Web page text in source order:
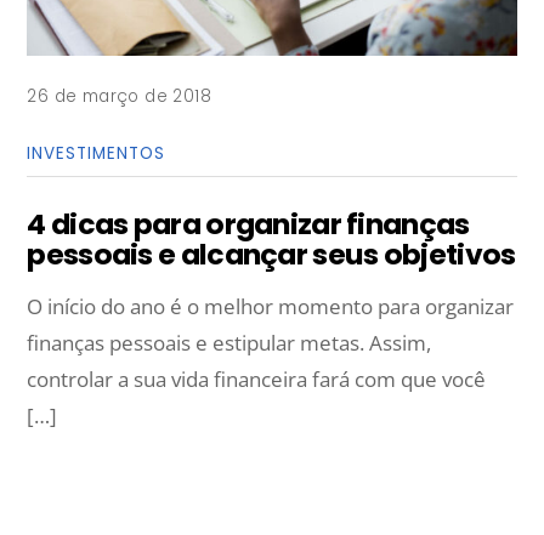
26 de março de 2018
INVESTIMENTOS
4 dicas para organizar finanças
pessoais e alcançar seus objetivos
O início do ano é o melhor momento para organizar
finanças pessoais e estipular metas. Assim,
controlar a sua vida financeira fará com que você
[…]